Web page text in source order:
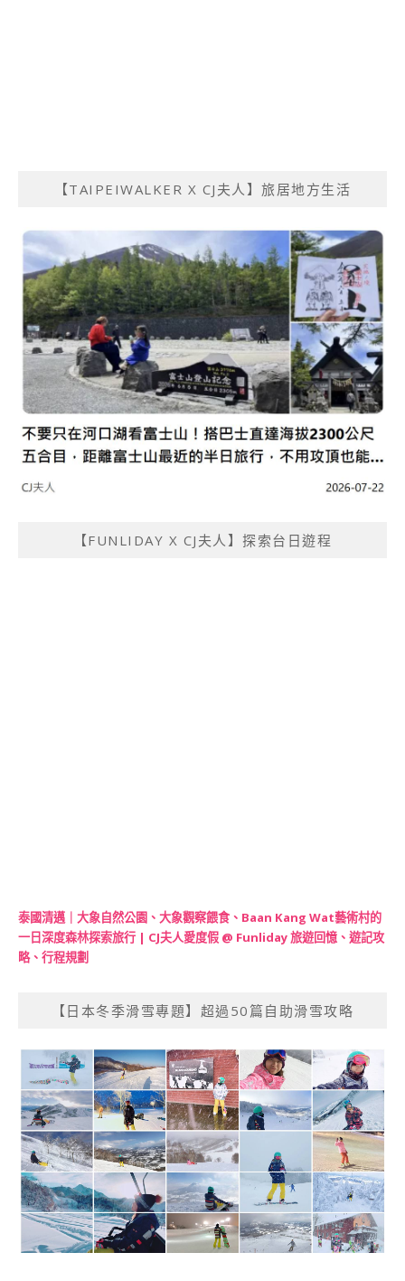
【TAIPEIWALKER X CJ夫人】旅居地方生活
【FUNLIDAY X CJ夫人】探索台日遊程
泰國清邁｜大象自然公園、大象觀察餵食、Baan Kang Wat藝術村的
一日深度森林探索旅行 | CJ夫人愛度假 @ Funliday 旅遊回憶、遊記攻
略、行程規劃
【日本冬季滑雪專題】超過50篇自助滑雪攻略